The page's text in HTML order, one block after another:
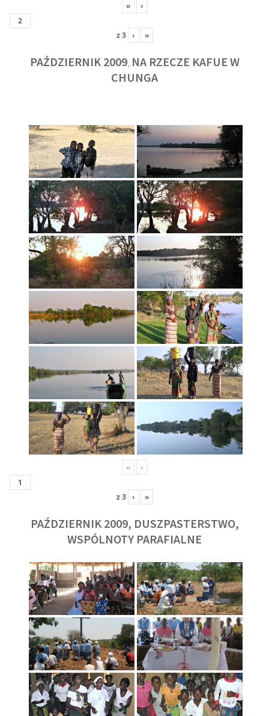
« ‹
z3 › »
PAŹDZIERNIK 2009, NA RZECZE KAFUE W
CHUNGA
« ‹
z3 › »
PAŹDZIERNIK 2009, DUSZPASTERSTWO,
WSPÓLNOTY PARAFIALNE